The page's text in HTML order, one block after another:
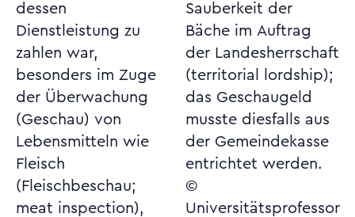
dessen
Dienstleistung zu
zahlen war,
besonders im Zuge
der Überwachung
(Geschau) von
Lebensmitteln wie
Fleisch
(Fleischbeschau;
meat inspection),
Sauberkeit der
Bäche im Auftrag
der Landesherrschaft
(territorial lordship);
das Geschaugeld
musste diesfalls aus
der Gemeindekasse
entrichtet werden.
©
Universitätsprofessor